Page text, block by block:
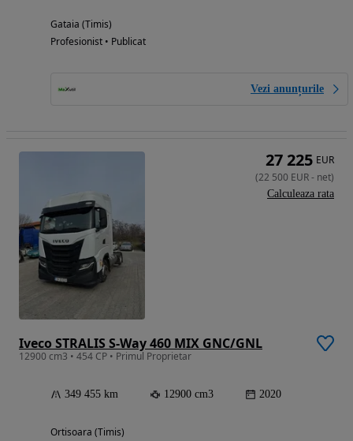
Gataia (Timis)
Profesionist • Publicat
Vezi anunțurile
Iveco STRALIS S-Way 460 MIX GNC/GNL
12900 cm3 • 454 CP • Primul Proprietar
349 455 km 12900 cm3 2020
Ortisoara (Timis)
27 225 EUR
(22 500 EUR- net)
Calculeaza rata